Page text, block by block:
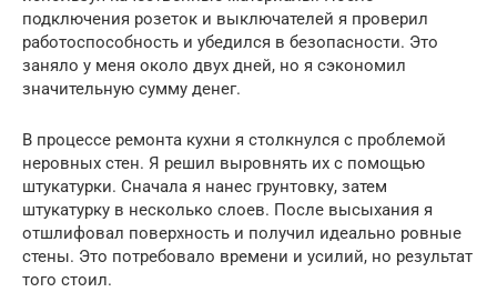
подключения розеток и выключателей я проверил
работоспособность и убедился в безопасности. Это
заняло у меня около двух дней, но я сэкономил
значительную сумму денег.
В процессе ремонта кухни я столкнулся с проблемой
неровных стен. Я решил выровнять их с помощью
штукатурки. Сначала я нанес грунтовку, затем
штукатурку в несколько слоев. После высыхания я
отшлифовал поверхность и получил идеально ровные
стены. Это потребовало времени и усилий, но результат
того стоил.